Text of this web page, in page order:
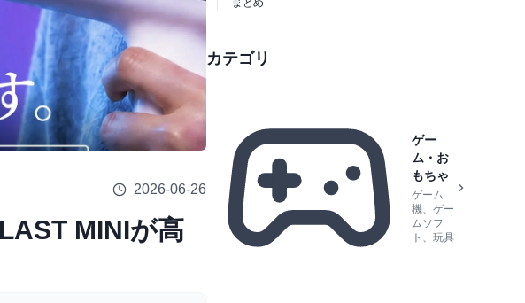
2026-06-26
MINIが高
まとめ
カテゴリ
ゲー
ム・お
もちゃ
ゲーム
機、ゲー
ムソフ
ト、玩具